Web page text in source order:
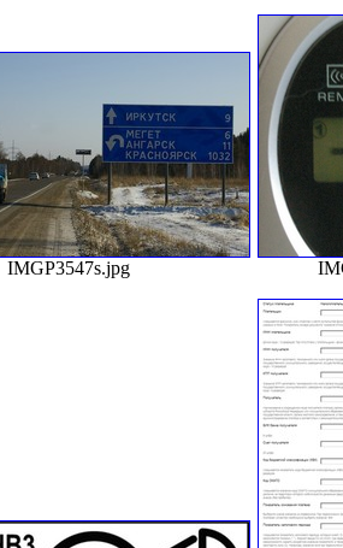
IMGP3547s.jpg